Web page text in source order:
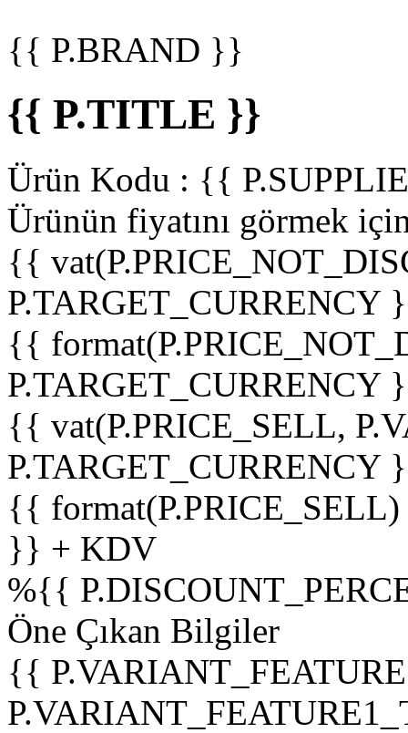
{{ P.BRAND }}
{{ P.TITLE }}
Ürün Kodu : {{
Ürünün fiyatını görmek
{{
P.TARGET_CURRENCY
{{
P.TARGET_CURRENCY
{{ vat(P.PRICE_SELL,
P.TARGET_CURRENCY
{{
}} + KDV
%{{
Öne Çıkan Bilgiler
{{